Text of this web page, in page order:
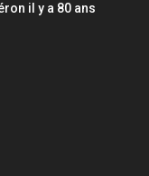
il y a 80 ans